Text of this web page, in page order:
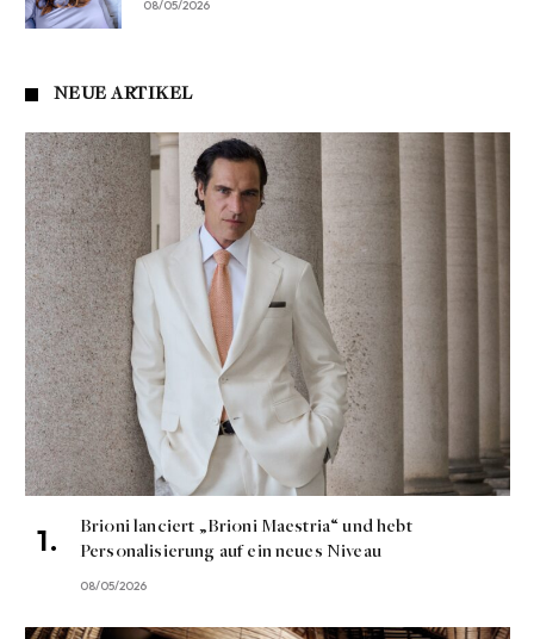
08/05/2026
NEUE ARTIKEL
Brioni lanciert „Brioni Maestria“ und hebt
Personalisierung auf ein neues Niveau
08/05/2026